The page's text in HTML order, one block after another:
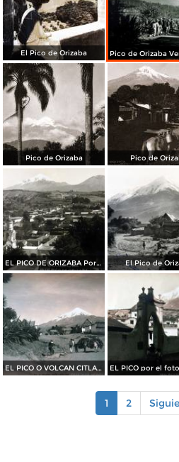
El Pico de Orizaba
Pico de Orizaba Pico de
EL PICO DE ORIZABA Por el fotografo Hugo Brehme El Pico de
EL PICO O VOLCAN CITLALTEPETL Por el fotografo HUGO BREHME
1 2